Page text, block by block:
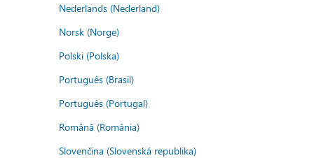
Nederlands (Nederland)
Norsk (Norge)
Polski (Polska)
Português (Brasil)
Português (Portugal)
Română (România)
Slovenčina (Slovenská republika)